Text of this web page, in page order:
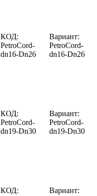
КОД:
PetroCord-
dn16-Dn26
Вариант:
PetroCord-
dn16-Dn26
КОД:
PetroCord-
dn19-Dn30
Вариант:
PetroCord-
dn19-Dn30
КОД:
Вариант: